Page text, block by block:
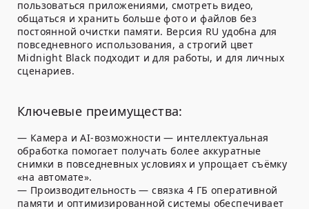
пользоваться приложениями, смотреть видео,
общаться и хранить больше фото и файлов без
постоянной очистки памяти. Версия RU удобна для
повседневного использования, а строгий цвет
Midnight Black подходит и для работы, и для личных
сценариев.
Ключевые преимущества:
— Камера и AI-возможности — интеллектуальная
обработка помогает получать более аккуратные
снимки в повседневных условиях и упрощает съёмку
«на автомате».
— Производительность — связка 4 ГБ оперативной
памяти и оптимизированной системы обеспечивает